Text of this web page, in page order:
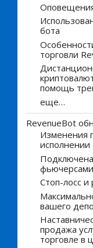
бота
торговли
помощь
еще…
RevenueBot
Изменения
Стоп-лосс и
вашего
продажа
торговле в